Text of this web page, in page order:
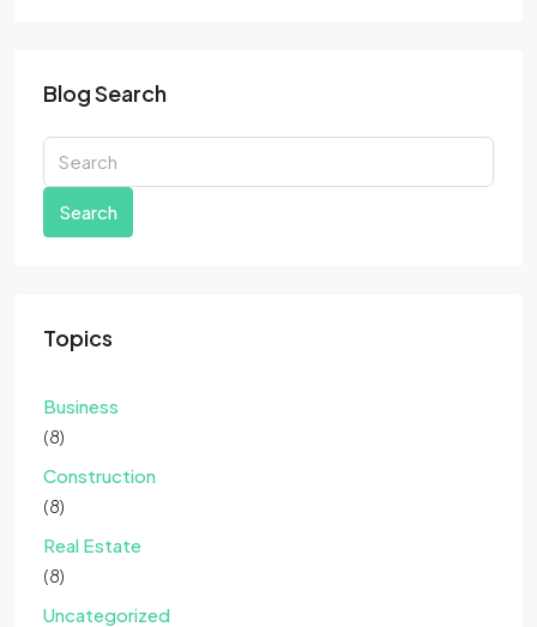
Blog Search
Search
Topics
Business
(8)
Construction
(8)
Real Estate
(8)
Uncategorized